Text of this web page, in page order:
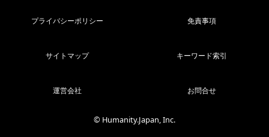
プライバシーポリシー 免責事項
サイトマップ キーワード索引
運営会社 お問合せ
© Humanity.Japan, Inc.